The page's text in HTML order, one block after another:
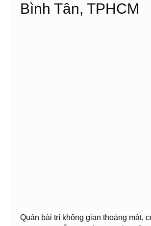
Bình Tân, TPHCM
Quán bài trí không gian thoáng mát,